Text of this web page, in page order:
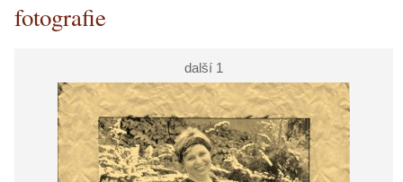
fotografie
další 1